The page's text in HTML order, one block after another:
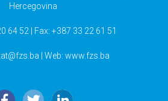
Hercegovina
64 52 | Fax: +387 33 22 61 51
| Web: www.fzs.ba